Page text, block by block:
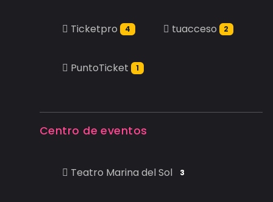
Ticketpro 4 tuacceso 2
PuntoTicket 1
Centro de eventos
Teatro Marina del Sol 3